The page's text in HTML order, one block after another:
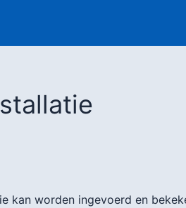
kan worden ingevoerd en